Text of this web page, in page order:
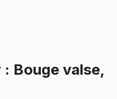
Bouge valse,